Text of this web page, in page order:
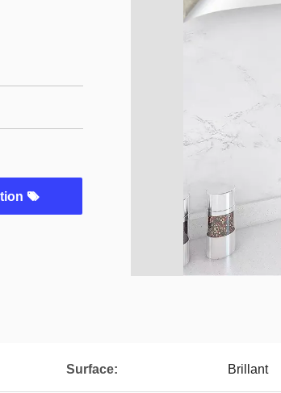
Surface: Brillant